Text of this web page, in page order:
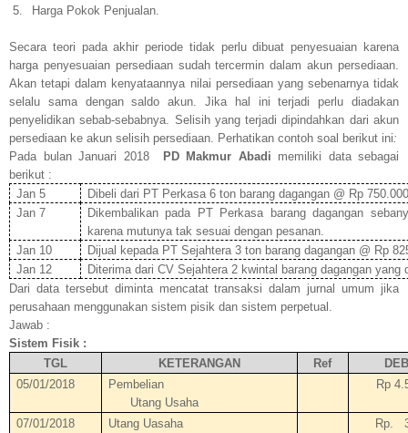
5.
Harga Pokok Penjualan.
Secara teori pada akhir periode tidak perlu dibuat penyesuaian karena
harga penyesuaian persediaan sudah tercermin dalam akun persediaan.
Akan tetapi dalam kenyataannya nilai persediaan yang sebenarnya tidak
selalu sama dengan saldo akun. Jika hal ini terjadi perlu diadakan
penyelidikan sebab-sebabnya. Selisih yang terjadi dipindahkan dari akun
persediaan ke akun selisih persediaan. Perhatikan contoh soal berikut ini:
Pada bulan Januari 2018
PD Makmur Abadi memiliki data sebagai
berikut :
Jan 5
Dibeli dari PT Perkasa 6 ton barang dagangan @ Rp
Jan 7
Dikembalikan pada PT Perkasa barang dagangan
karena mutunya tak sesuai dengan pesanan.
Jan 10
Dijual kepada PT Sejahtera 3 ton barang dagangan @ Rp
Jan 12
Diterima dari CV Sejahtera 2 kwintal barang dagangan yang
Dari data tersebut diminta mencatat transaksi dalam jurnal umum jika
perusahaan menggunakan sistem pisik dan sistem perpetual.
Jawab :
Sistem Fisik :
TGL
KETERANGAN Ref
05/01/2018
Pembelian
Utang Usaha
Rp
07/01/2018
Utang Uasaha
Rp.